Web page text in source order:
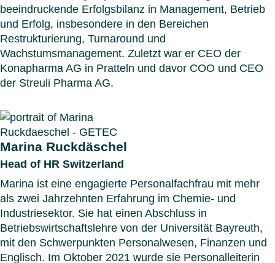
beeindruckende Erfolgsbilanz in Management, Betrieb
und Erfolg, insbesondere in den Bereichen
Restrukturierung, Turnaround und
Wachstumsmanagement. Zuletzt war er CEO der
Konapharma AG in Pratteln und davor COO und CEO
der Streuli Pharma AG.
Marina Ruckdäschel
Head of HR Switzerland
Marina ist eine engagierte Personalfachfrau mit mehr
als zwei Jahrzehnten Erfahrung im Chemie- und
Industriesektor. Sie hat einen Abschluss in
Betriebswirtschaftslehre von der Universität Bayreuth,
mit den Schwerpunkten Personalwesen, Finanzen und
Englisch. Im Oktober 2021 wurde sie Personalleiterin